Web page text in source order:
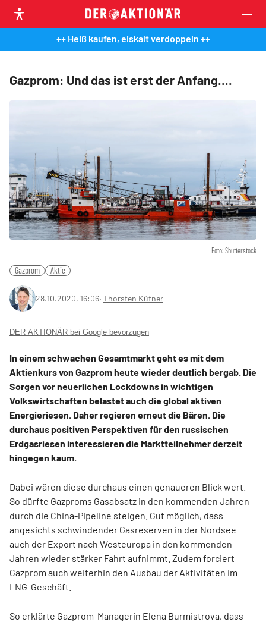
++ Heiß kaufen, eiskalt verdoppeln ++
Gazprom: Und das ist erst der Anfang....
Foto: Shutterstock
Gazprom Aktie
28.10.2020, 16:06‧ Thorsten Küfner
DER AKTIONÄR bei Google bevorzugen
In einem schwachen Gesamtmarkt geht es mit dem
Aktienkurs von Gazprom heute wieder deutlich bergab. Die
Sorgen vor neuerlichen Lockdowns in wichtigen
Volkswirtschaften belastet auch die global aktiven
Energieriesen. Daher regieren erneut die Bären. Die
durchaus positiven Perspektiven für den russischen
Erdgasriesen interessieren die Marktteilnehmer derzeit
hingegen kaum.
Dabei wären diese durchaus einen genaueren Blick wert.
So dürfte Gazproms Gasabsatz in den kommenden Jahren
durch die China-Pipeline steigen. Gut möglich, dass
angesichts schwindender Gasreserven in der Nordsee
auch der Export nach Westeuropa in den kommenden
Jahren wieder stärker Fahrt aufnimmt. Zudem forciert
Gazprom auch weiterhin den Ausbau der Aktivitäten im
LNG-Geschäft.
So erklärte Gazprom-Managerin Elena Burmistrova, dass